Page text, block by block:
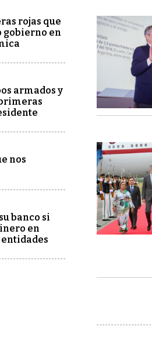
rojas que
gobierno en
armados y
nos
banco si
en